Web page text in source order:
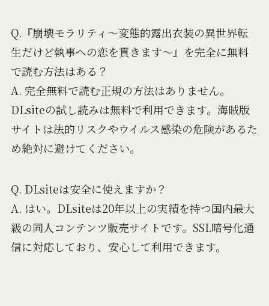
Q.『崩壊モラリティ～変態的露出衣装の異世界転
生だけど執事への恋を貫きます～』を完全に無料
で読む方法はある？
A. 完全無料で読む正規の方法はありません。
DLsiteの試し読みは無料で利用できます。海賊版
サイトは法的リスクやウイルス感染の危険があるた
め絶対に避けてください。
Q. DLsiteは安全に使えますか？
A. はい。DLsiteは20年以上の実績を持つ国内最大
級の同人コンテンツ販売サイトです。SSL暗号化通
信に対応しており、安心して利用できます。